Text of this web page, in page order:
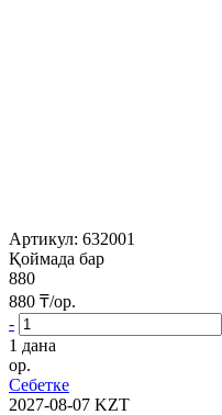
Артикул: 632001
Қоймада бар
880
880 ₸/ор.
-
1 дана
ор.
Себетке
2027-08-07 KZT